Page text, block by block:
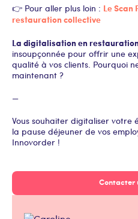
👉 Pour aller plus loin : Le Scan
restauration collective
La digitalisation en
insoupçonnée pour offrir une
qualité à vos clients. Pourquoi
maintenant ?
—
Vous souhaiter digitaliser votre
la pause déjeuner de vos
Innovorder !
Contacter